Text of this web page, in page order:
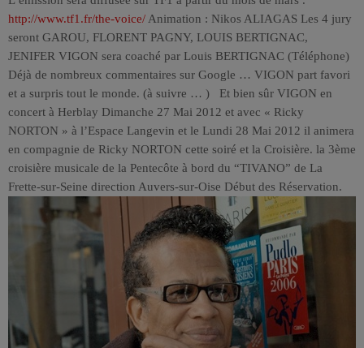
http://www.tf1.fr/the-voice/ Animation : Nikos ALIAGAS Les 4 jury
seront GAROU, FLORENT PAGNY, LOUIS BERTIGNAC,
JENIFER VIGON sera coaché par Louis BERTIGNAC (Téléphone)
Déjà de nombreux commentaires sur Google … VIGON part favori
et a surpris tout le monde. (à suivre … ) Et bien sûr VIGON en
concert à Herblay Dimanche 27 Mai 2012 et avec « Ricky
NORTON » à l’Espace Langevin et le Lundi 28 Mai 2012 il animera
en compagnie de Ricky NORTON cette soiré et la Croisière. la 3ème
croisière musicale de la Pentecôte à bord du “TIVANO” de La
Frette-sur-Seine direction Auvers-sur-Oise Début des Réservation.